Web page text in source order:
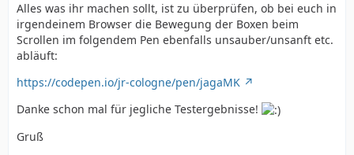
Alles was ihr machen sollt, ist zu überprüfen, ob bei euch in
irgendeinem Browser die Bewegung der Boxen beim
Scrollen im folgendem Pen ebenfalls unsauber/unsanft etc.
abläuft:
https://codepen.io/jr-cologne/pen/jagaMK
Danke schon mal für jegliche Testergebnisse!
Gruß